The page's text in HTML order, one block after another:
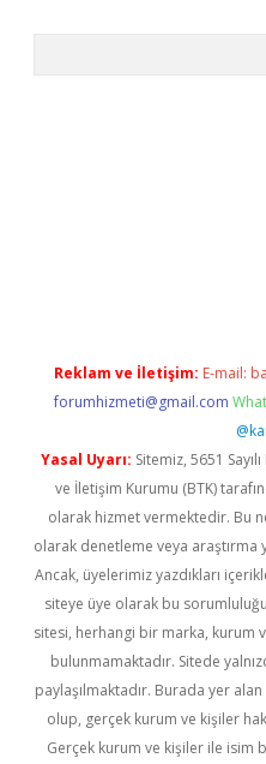
Reklam ve İletişim: E-mail:
forumhizmeti@gmail.com
Yasal Uyarı: Sitemiz, 5651
ve İletişim Kurumu (BTK)
olarak hizmet vermektedir. Bu
olarak denetleme veya araştırma
Ancak, üyelerimiz yazdıkları
siteye üye olarak bu
sitesi, herhangi bir marka, kurum
bulunmamaktadır. Sitede
paylaşılmaktadır. Burada yer
olup, gerçek kurum ve kişiler
Gerçek kurum ve kişiler ile